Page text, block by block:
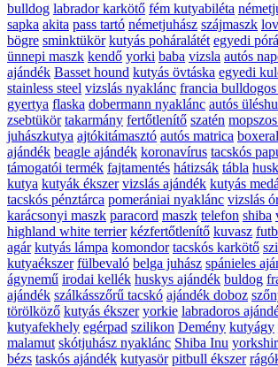
bulldog labrador karkötő fém kutyabiléta
sapka akita pass tartó németjuhász szájmaszk
bögre sminktükör kutyás poháralátét egyedi
ünnepi maszk kendő yorki baba vizsla autós
ajándék Basset hound kutyás övtáska egyedi
stainless steel vizslás nyaklánc francia
gyertya flaska dobermann nyaklánc autós
zsebtükör takarmány fertőtlenítő szatén
juhászkutya ajtókitámasztó autós matrica
ajándék beagle ajándék koronavírus tacskós
támogatói termék fajtamentés hátizsák tábla
kutya kutyák ékszer vizslás ajándék kutyás
tacskós pénztárca pomerániai nyaklánc vizslás
karácsonyi maszk paracord maszk telefon shiba
highland white terrier kézfertőtlenítő kuvasz
agár kutyás lámpa komondor tacskós karkötő
kutyaékszer fülbevaló belga juhász spánieles
ágynemű irodai kellék huskys ajándék buldog
ajándék szálkásszőrű tacskó ajándék doboz
törölköző kutyás ékszer yorkie labradoros
kutyafekhely egérpad szilikon Demény kutyágy
malamut skótjuhász nyaklánc Shiba Inu
bézs taskós ajándék kutyasör pitbull ékszer